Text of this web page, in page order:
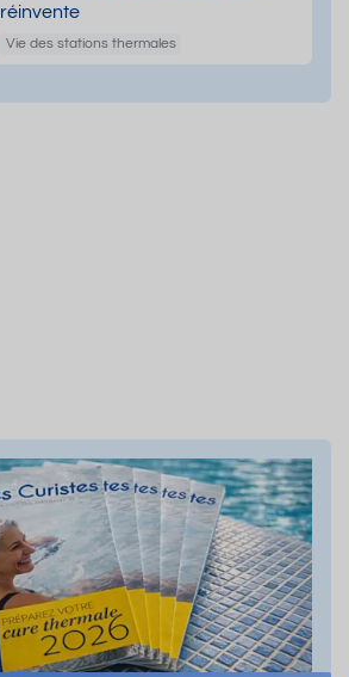
réinvente
Vie des stations thermales